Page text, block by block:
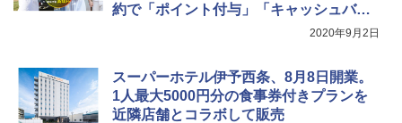
[キャンパーズコレクション 山善] 傘みたいに
広げるだけ パッとサッとテント キューブワ
テント PATCW-200B エクルベージュ
￥15,990
着替えテント トイレテント 透けない【換気
通気窓付き】収納袋付き UVカット 防水 防災
￥3,080
約で「ポイント付与」「キャッシュバッ
2020年9月2日
スーパーホテル伊予西条、8月8日開業。
1人最大5000円分の食事券付きプランを
近隣店舗とコラボして販売